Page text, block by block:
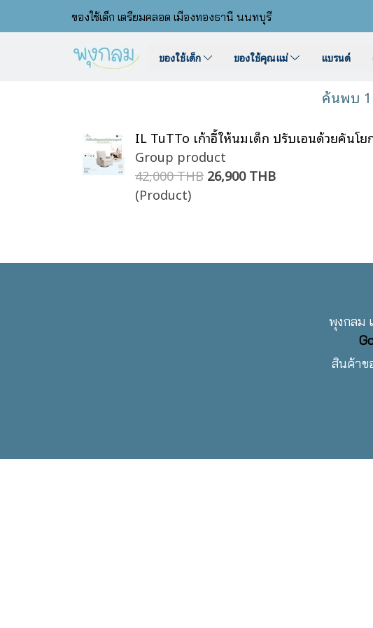
ของใช้เด็ก เตรียมคลอด เมืองทองธานี นนทบุรี
ของใช้เด็ก ของใช้คุณแม่ แบรนด์
ค้นพบ 1
IL TuTTo เก้าอี้ให้นมเด็ก ปรับเอนด้วยคันโ
Group product
42,000 THB 26,900 THB
(Product)
พุงกลม
สินค้าข